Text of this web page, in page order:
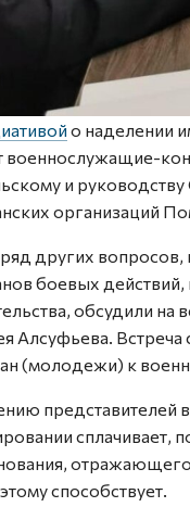
о наделении
военнослужащие-
и
организаций
ряд других
боевых
обсудили на
Алсуфьева. Встреча
(молодежи) к
представителей
сплачивает,
способствует.